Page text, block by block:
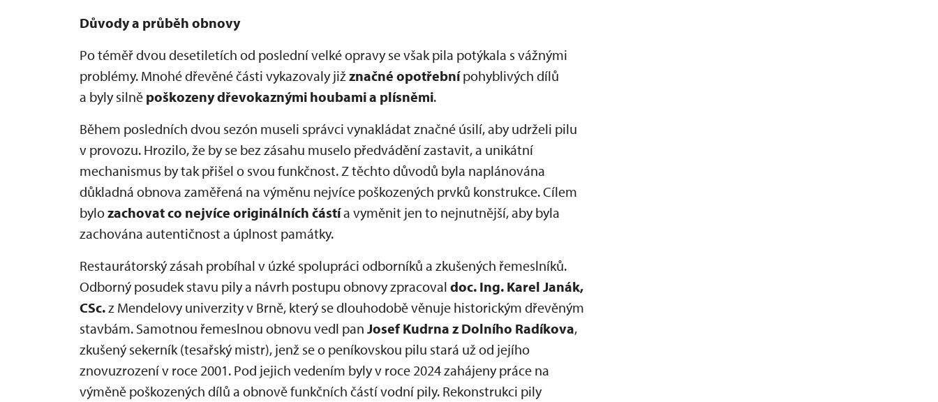
Důvody a průběh obnovy
Po téměř dvou desetiletích od poslední velké opravy se však pila potýkala s vážnými
problémy. Mnohé dřevěné části vykazovaly již značné opotřebnípohyblivých dílů
a byly silně poškozeny dřevokaznými houbami a plísněmi.
Během posledních dvou sezón museli správci vynakládat značné úsilí, aby udrželi pilu
v provozu. Hrozilo, že by se bez zásahu muselo předvádění zastavit, a unikátní
mechanismus by tak přišel o svou funkčnost. Z těchto důvodů byla naplánována
důkladná obnova zaměřená na výměnu nejvíce poškozených prvků konstrukce. Cílem
bylozachovat co nejvíce originálních částía vyměnit jen to nejnutnější, aby byla
zachována autentičnost a úplnost památky.
Restaurátorský zásah probíhal v úzké spolupráci odborníků a zkušených řemeslníků.
Odborný posudek stavu pily a návrh postupu obnovy zpracoval doc. Ing. Karel Janák,
CSc.z Mendelovy univerzity v Brně, který se dlouhodobě věnuje historickým dřevěným
stavbám. Samotnou řemeslnou obnovu vedl pan Josef Kudrna z Dolního Radíkova,
zkušený sekerník (tesařský mistr), jenž se o peníkovskou pilu stará už od jejího
znovuzrození v roce 2001. Pod jejich vedením byly v roce 2024 zahájeny práce na
výměně poškozených dílů a obnově funkčních částí vodní pily. Rekonstrukci pily